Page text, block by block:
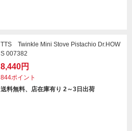
TTS Twinkle Mini Stove Pistachio Dr.HOW
S 007382
8,440円
844ポイント
送料無料、店在庫有り 2～3日出荷